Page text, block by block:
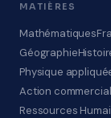
MATIÈRES
Mathématiques
Géographie
Physique
Action
Ressources